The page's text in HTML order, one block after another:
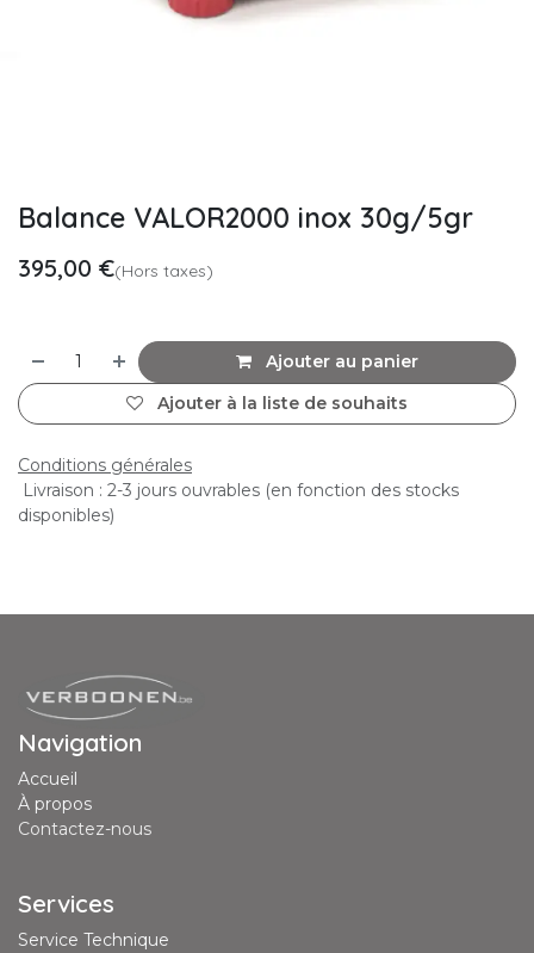
Balance VALOR2000 inox 30g/5gr
395,00 €(Hors taxes)
Ajouter au panier
Ajouter à la liste de souhaits
Conditions générales
Livraison : 2-3 jours ouvrables (en fonction des stocks
disponibles)
Navigation
Accueil
À propos
Contactez-nous
Services
Service Technique